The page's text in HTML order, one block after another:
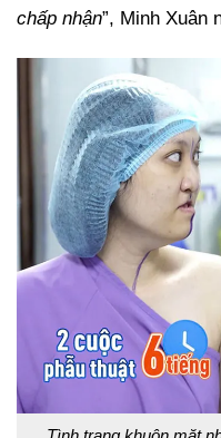
chấp nhận”, Minh Xuân